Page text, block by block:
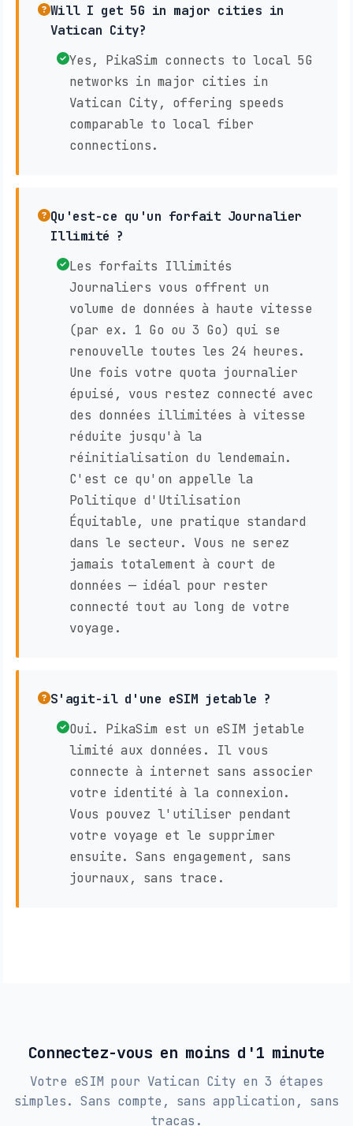
Will I get 5G in major cities in
Vatican City?
Yes, PikaSim connects to local 5G
networks in major cities in
Vatican City, offering speeds
comparable to local fiber
connections.
Qu'est-ce qu'un forfait Journalier
Illimité ?
Les forfaits Illimités
Journaliers vous offrent un
volume de données à haute vitesse
(par ex. 1 Go ou 3 Go) qui se
renouvelle toutes les 24 heures.
Une fois votre quota journalier
épuisé, vous restez connecté avec
des données illimitées à vitesse
réduite jusqu'à la
réinitialisation du lendemain.
C'est ce qu'on appelle la
Politique d'Utilisation
Équitable, une pratique standard
dans le secteur. Vous ne serez
jamais totalement à court de
données — idéal pour rester
connecté tout au long de votre
voyage.
S'agit-il d'une eSIM jetable ?
Oui. PikaSim est un eSIM jetable
limité aux données. Il vous
connecte à internet sans associer
votre identité à la connexion.
Vous pouvez l'utiliser pendant
votre voyage et le supprimer
ensuite. Sans engagement, sans
journaux, sans trace.
Connectez-vous en moins d'1 minute
Votre eSIM pour Vatican City en 3 étapes
simples. Sans compte, sans application, sans
tracas.